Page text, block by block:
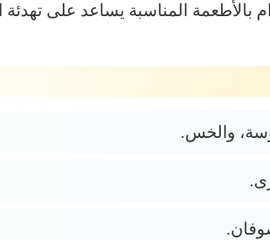
بالأطعمة المناسبة يساعد على تهدئة
والخس.